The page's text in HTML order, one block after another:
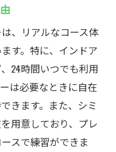
、リアルなコース体
す。特に、インドア
24時間いつでも利用
は必要なときに自在
きます。また、シミ
用意しており、プレ
スで練習ができま